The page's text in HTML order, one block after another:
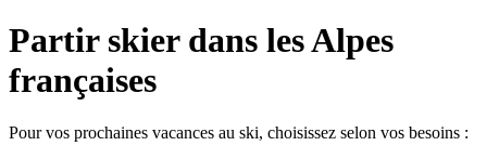
Partir skier dans les Alpes
françaises
Pour vos prochaines vacances au ski, choisissez selon vos besoins :